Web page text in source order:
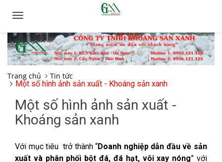
Toggle
Trang chủ
Tin tức
Một số hình ảnh sản xuất - Khoáng sản xanh
Một số hình ảnh sản xuất -
Khoáng sản xanh
Với mục tiêu trở thành “Doanh nghiệp dẫn đầu về sản
xuất và phân phối bột đá, đá hạt, vôi xay nóng” với